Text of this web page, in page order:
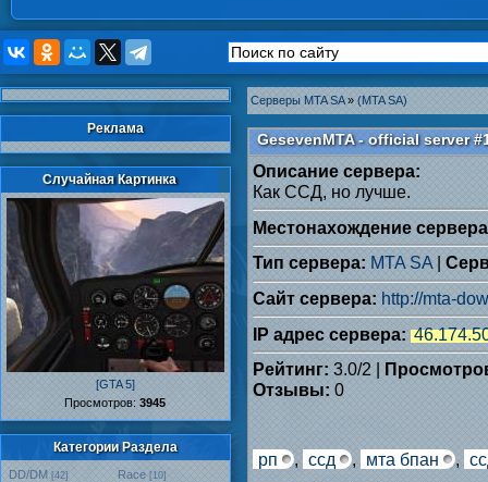
Реклама
Случайная Картинка
[GTA 5]
Проcмотров:3945
Категории Раздела
DD/DM [42] Race [10]
Серверы MTA SA» (MTA SA)
GesevenMTA - official server
Описание сервера:
Как ССД, но лучше.
Местонахождение
Тип сервера: MTA SA
Сайт сервера: http://mta-
IP адрес сервера:
Рейтинг: 3.0/2 |
Отзывы: 0
рп , ссд , мта бпан ,